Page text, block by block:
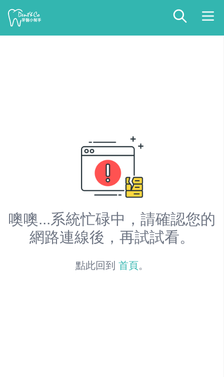
噢噢...系統忙碌中，請確認您的
網路連線後，再試試看。
點此回到 首頁。